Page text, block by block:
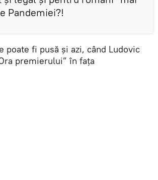
Pandemiei?!
poate fi pusă și azi, când Ludovic
premierului” în fața